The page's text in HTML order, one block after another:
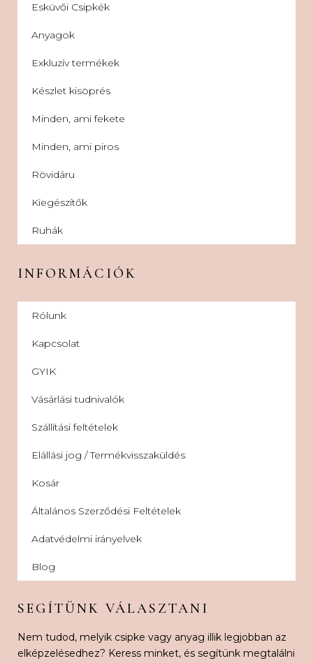
Esküvői Csipkék
Anyagok
Exkluzív termékek
Készlet kisöprés
Minden, ami fekete
Minden, ami piros
Rövidáru
Kiegészítők
Ruhák
INFORMÁCIÓK
Rólunk
Kapcsolat
GYIK
Vásárlási tudnivalók
Szállítási feltételek
Elállási jog / Termékvisszaküldés
Kosár
Általános Szerződési Feltételek
Adatvédelmi irányelvek
Blog
SEGÍTÜNK VÁLASZTANI
Nem tudod, melyik csipke vagy anyag illik legjobban az
elképzelésedhez? Keress minket, és segítünk megtalálni